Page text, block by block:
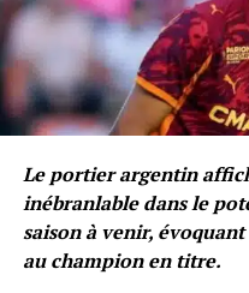
Le portier argentin
inébranlable dans le
saison à venir,
au champion en titre.